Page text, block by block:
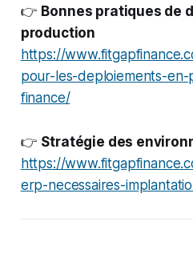
👉 Bonnes pratiques de
production
https://
pour-les-deploiements-
finance/
👉 Stratégie des
https://
erp-necessaires-